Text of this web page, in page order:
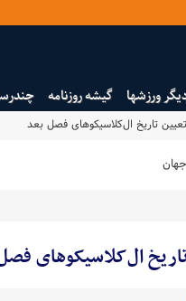
ورزشها گیشه روزنامه
تعیین تاریخ ال‌کلاسیکوهای فصل بعد
ال‌کلاسیکوهای